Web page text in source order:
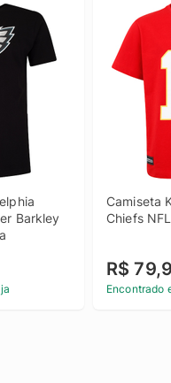
Barkley
Camiseta
Chiefs
R$
Encontrado